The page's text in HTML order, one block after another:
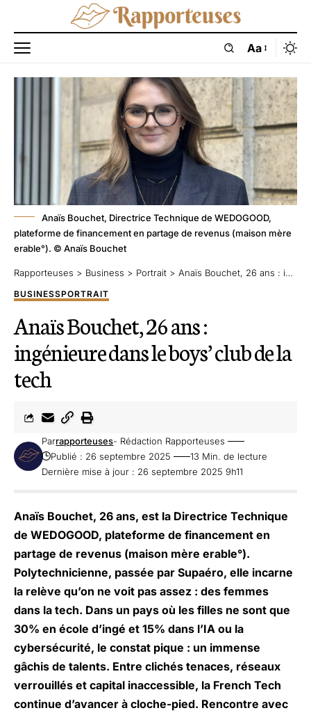
Aa
Anaïs Bouchet, Directrice Technique de WEDOGOOD,
plateforme de financement en partage de revenus (maison mère
erable°). © Anaïs Bouchet
Rapporteuses > Business > Portrait > Anaïs Bouchet, 26 ans : ingénieure dans le boys’ club de la tech
BUSINESSPORTRAIT
Anaïs Bouchet, 26 ans :
ingénieure dans le boys’ club de la
tech
Dernière mise à jour : 26 septembre 2025 9h11
Parrapporteuses- Rédaction Rapporteuses
Publié : 26 septembre 2025
13 Min. de lecture
Anaïs Bouchet, 26 ans, est la Directrice Technique
de WEDOGOOD, plateforme de financement en
partage de revenus (maison mère erable°).
Polytechnicienne, passée par Supaéro, elle incarne
la relève qu’on ne voit pas assez : des femmes
dans la tech. Dans un pays où les filles ne sont que
30% en école d’ingé et 15% dans l’IA ou la
cybersécurité, le constat pique : un immense
gâchis de talents. Entre clichés tenaces, réseaux
verrouillés et capital inaccessible, la French Tech
continue d’avancer à cloche-pied. Rencontre avec